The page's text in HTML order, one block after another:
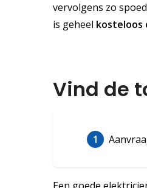
vervolgens zo
is geheel kosteloos
Vind de
1